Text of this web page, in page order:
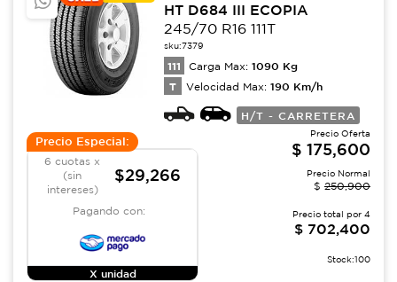
HT D684 III ECOPIA
245/70 R16 111T
sku:7379
111 Carga Max: 1090 Kg
T Velocidad Max: 190 Km/h
H/T - CARRETERA
Precio Especial:
6 cuotas x
(sin
intereses)
$29,266
Pagando con:
X unidad
Precio Oferta
$ 175,600
Precio Normal
$ 250,900
Precio total por 4
$ 702,400
Stock:100